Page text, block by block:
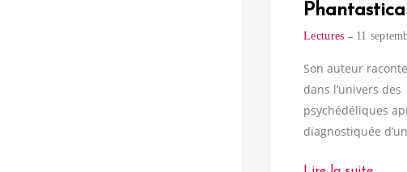
Phantastica
Lectures 11
Son auteur
dans l’univers des
psychédéliques
diagnostiquée